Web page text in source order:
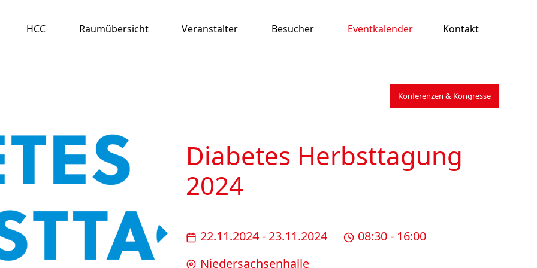
HCC Raumübersicht Veranstalter Besucher Eventkalender Kontakt
Konferenzen & Kongresse
Diabetes Herbsttagung
2024
22.11.2024 - 23.11.2024
08:30 - 16:00
Nieder­sachsen­halle